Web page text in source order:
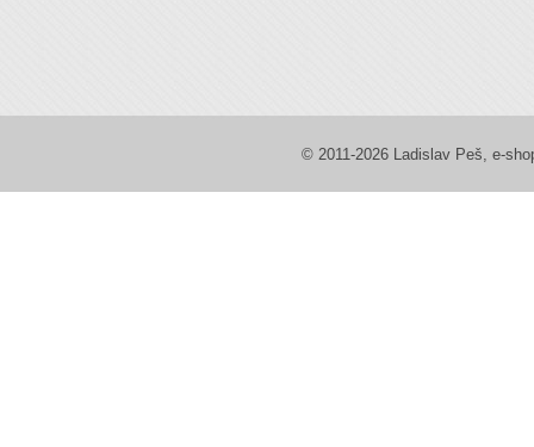
© 2011-2026 Ladislav Peš, e-